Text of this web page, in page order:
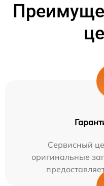
Сервисный
оригинальные